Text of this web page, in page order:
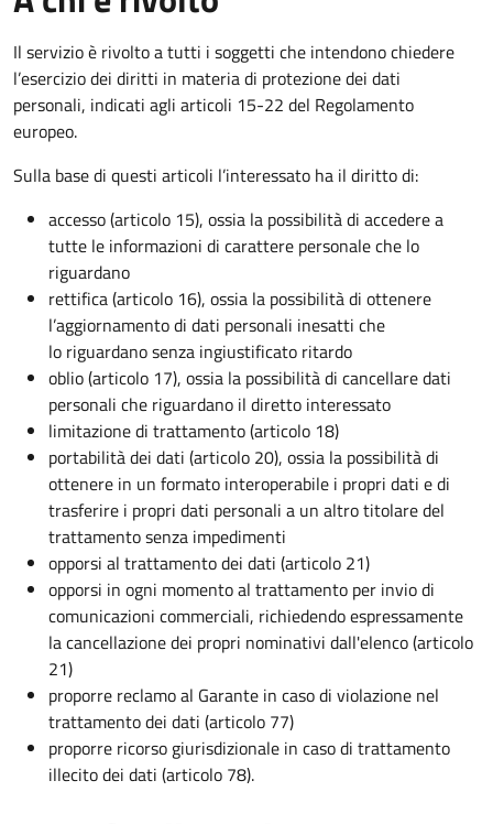
Il servizio è rivolto a tutti i soggetti che intendono chiedere
l’esercizio dei diritti in materia di protezione dei dati
personali, indicati agli articoli 15-22 del Regolamento
europeo.
Sulla base di questi articoli l’interessato ha il diritto di:
accesso (articolo 15), ossia la possibilità di accedere a
tutte le informazioni di carattere personale che lo
riguardano
rettifica (articolo 16), ossia la possibilità di ottenere
l’aggiornamento di dati personali inesatti che
lo riguardano senza ingiustificato ritardo
oblio (articolo 17), ossia la possibilità di cancellare dati
personali che riguardano il diretto interessato
limitazione di trattamento (articolo 18)
portabilità dei dati (articolo 20), ossia la possibilità di
ottenere in un formato interoperabile i propri dati e di
trasferire i propri dati personali a un altro titolare del
trattamento senza impedimenti
opporsi al trattamento dei dati (articolo 21)
opporsi in ogni momento al trattamento per invio di
comunicazioni commerciali, richiedendo espressamente
la cancellazione dei propri nominativi dall'elenco (articolo
21)
proporre reclamo al Garante in caso di violazione nel
trattamento dei dati (articolo 77)
proporre ricorso giurisdizionale in caso di trattamento
illecito dei dati (articolo 78).